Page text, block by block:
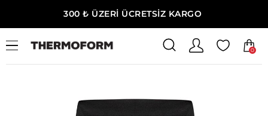
300 ₺ ÜZERİ ÜCRETSİZ KARGO
0
Ana Sayfa Çocuk Termal İçlik Seti